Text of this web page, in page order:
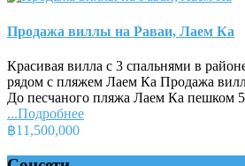
Продажа виллы на Раваи, Лаем Ка
Красивая вилла с 3 спальнями в
рядом с пляжем Лаем Ка Продажа
До песчаного пляжа Лаем Ка пешком
...Подробнее
฿11,500,000